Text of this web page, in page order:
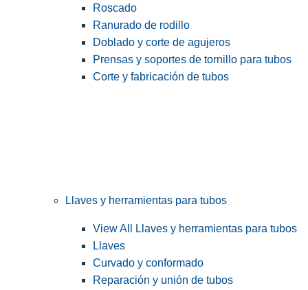
Roscado
Ranurado de rodillo
Doblado y corte de agujeros
Prensas y soportes de tornillo para tubos
Corte y fabricación de tubos
Llaves y herramientas para tubos
View All Llaves y herramientas para tubos
Llaves
Curvado y conformado
Reparación y unión de tubos